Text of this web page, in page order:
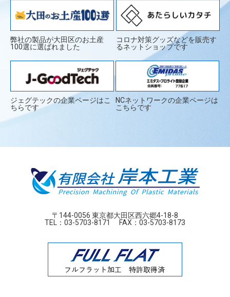
弊社の製品が大田区のお土産
100選に選ばれました
コロナ対策グッズなどを販売す
るネットショップです
ジェグテックの企業ページはこ
ちらです
NCネットワークの企業ページは
こちらです
〒144-0056 東京都大田区西六郷4-18-8
TEL： 03-5703-8171 FAX：03-5703-8173